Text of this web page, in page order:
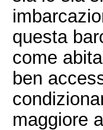
questa
come
ben
maggiore